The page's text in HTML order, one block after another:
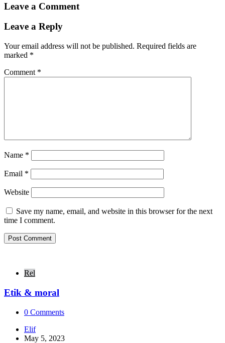
Leave a Comment
Leave a Reply
Your email address will not be published. Required fields are
marked *
Comment *
Name *
Email *
Website
Save my name, email, and website in this browser for the next
time I comment.
Rel
Etik & moral
0 Comments
Posted
by
Elif
May 5, 2023